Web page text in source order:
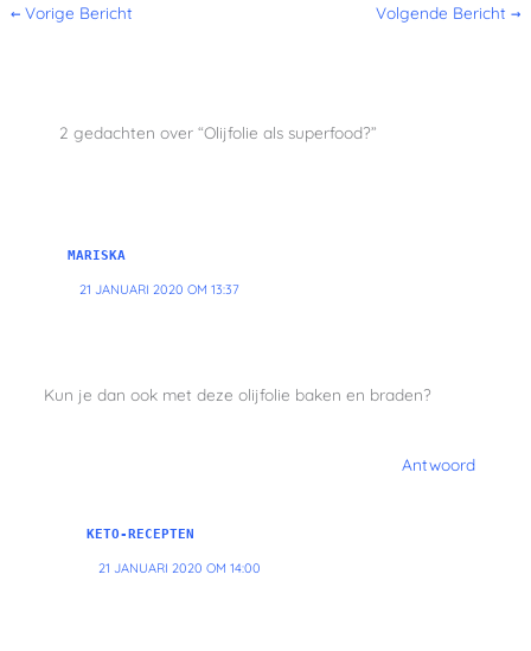
← Vorige Bericht Volgende Bericht →
2 gedachten over “Olijfolie als superfood?”
MARISKA
21 JANUARI 2020 OM 13:37
Kun je dan ook met deze olijfolie baken en braden?
Antwoord
KETO-RECEPTEN
21 JANUARI 2020 OM 14:00